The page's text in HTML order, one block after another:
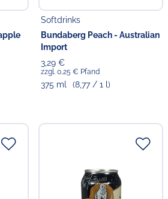
Softdrinks
Bundaberg Peach - Australian
Import
3,29 €
zzgl. 0,25 € Pfand
375 ml (8,77 / 1 l)